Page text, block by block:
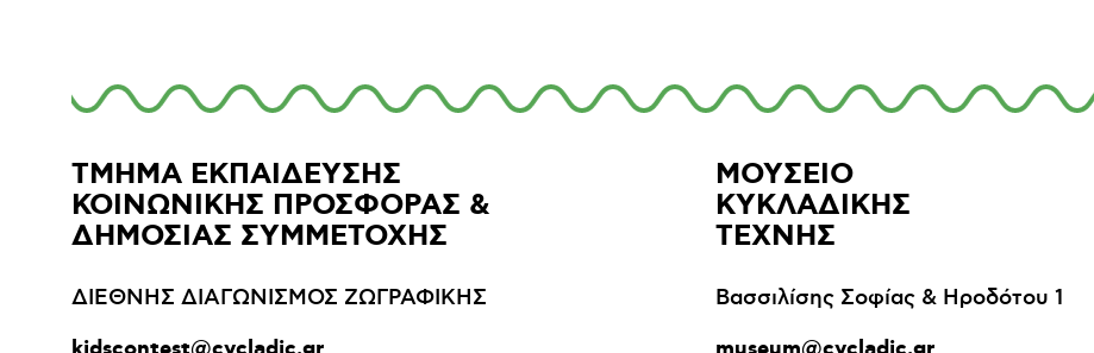
ΤΜΗΜΑ ΕΚΠΑΙΔΕΥΣΗΣ
ΚΟΙΝΩΝΙΚΗΣ ΠΡΟΣΦΟΡΑΣ &
ΔΗΜΟΣΙΑΣ ΣΥΜΜΕΤΟΧΗΣ
ΔΙΕΘΝΗΣ ΔΙΑΓΩΝΙΣΜΟΣ ΖΩΓΡΑΦΙΚΗΣ
ΜΟΥΣΕΙΟ
ΚΥΚΛΑΔΙΚΗΣ
ΤΕΧΝΗΣ
Βασσιλίσης Σοφίας & Ηροδότου 1